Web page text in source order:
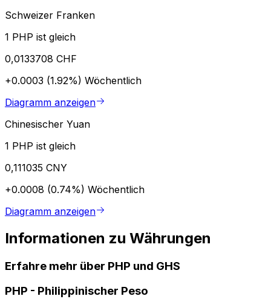
Schweizer Franken
1 PHP ist gleich
0,0133708 CHF
+0.0003 (1.92%) Wöchentlich
Diagramm anzeigen
Chinesischer Yuan
1 PHP ist gleich
0,111035 CNY
+0.0008 (0.74%) Wöchentlich
Diagramm anzeigen
Informationen zu Währungen
Erfahre mehr über PHP und GHS
PHP - Philippinischer Peso